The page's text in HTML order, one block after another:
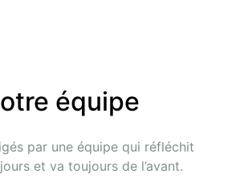
équipe
par une équipe qui réfléchit
et va toujours de l’avant.